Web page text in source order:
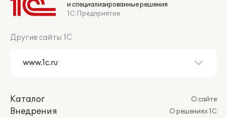
и специализированные решения
1С:Предприятие
Другие сайты 1С
Каталог
Внедрения
О сайте
О решениях 1С